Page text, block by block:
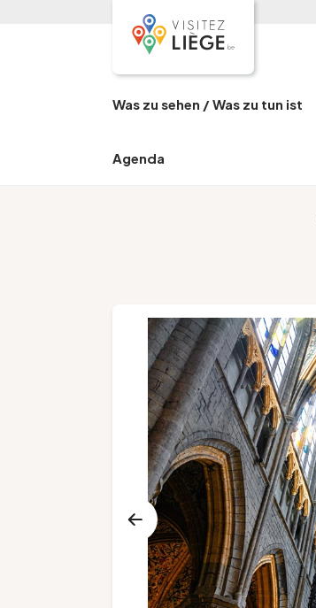
Was zu sehen / Was zu tun ist
Agenda